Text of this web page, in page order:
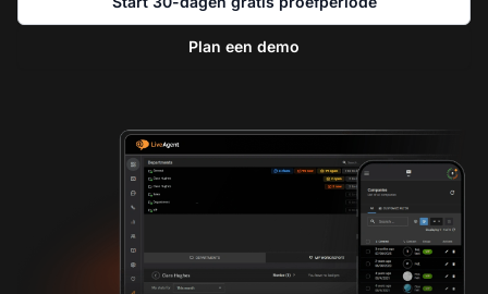
Plan een demo